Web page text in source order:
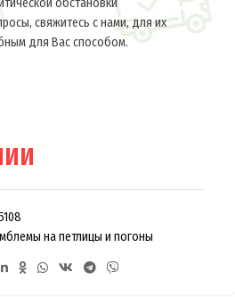
обстановки
свяжитесь с нами, для их
для Вас способом.
на петлицы и погоны